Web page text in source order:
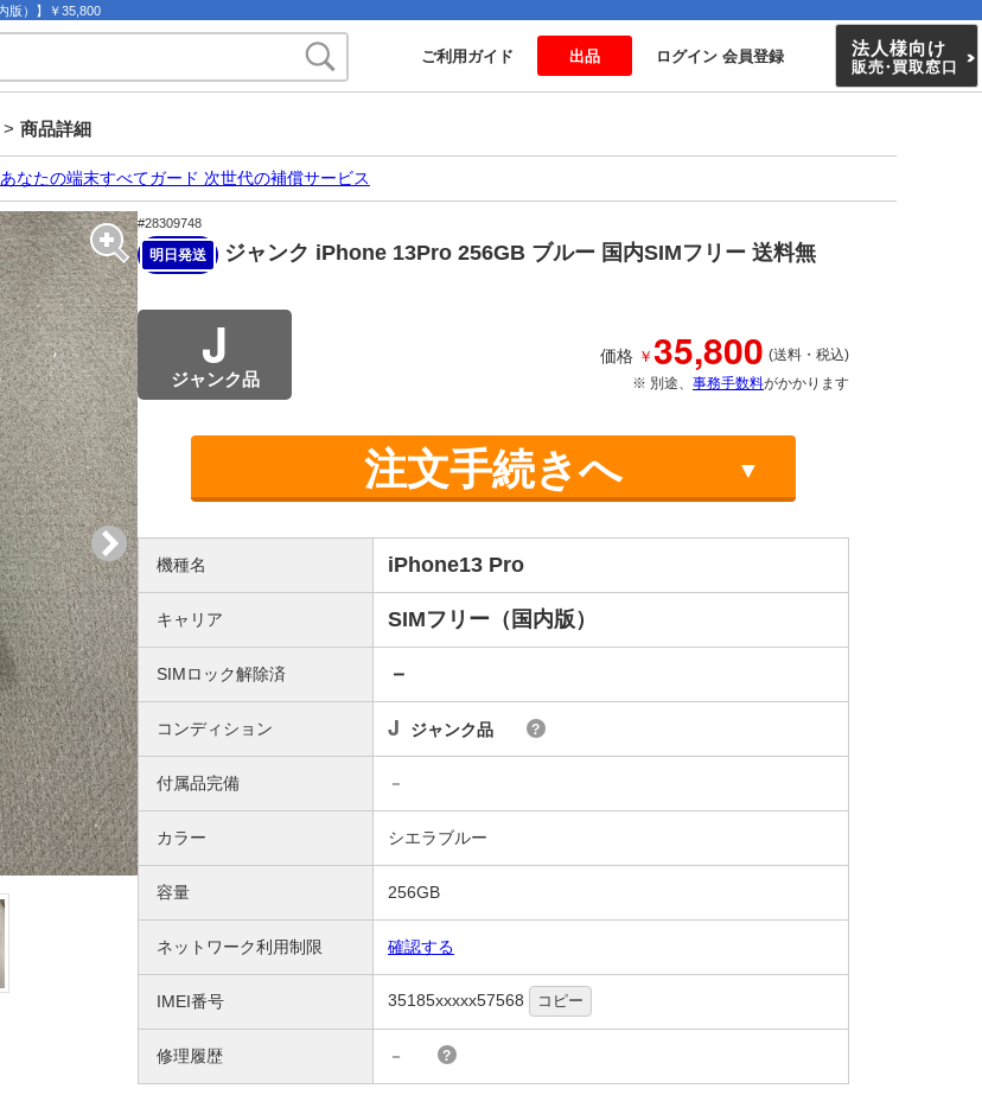
版）】￥35,800
ご利用ガイド 出品 ログイン 会員登録 法人様向け
販売・買取窓口
> 商品詳細
あなたの端末すべてガード 次世代の補償サービス
#28309748
明日発送 ジャンク iPhone 13Pro 256GB ブルー 国内SIMフリー 送料無
J
ジャンク品
価格 ￥35,800 (送料・税込)
※ 別途、 事務手数料がかかります
注文手続きへ
機種名 iPhone13 Pro
キャリア SIMフリー（国内版）
SIMロック解除済 －
コンディション J ジャンク品 ?
付属品完備 －
カラー シエラブルー
容量 256GB
ネットワーク利用制限 確認する
IMEI番号 35185xxxxx57568 コピー
修理履歴 － ?